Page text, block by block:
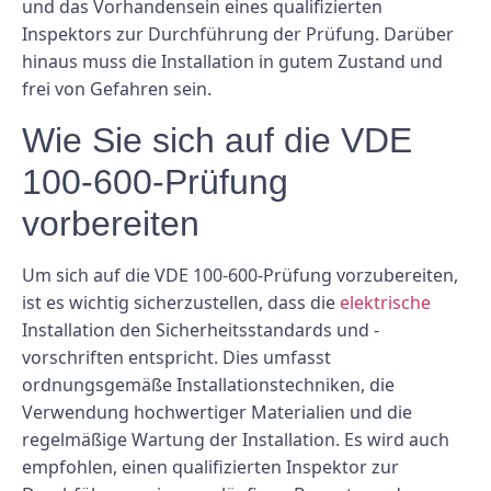
und das Vorhandensein eines qualifizierten
Inspektors zur Durchführung der Prüfung. Darüber
hinaus muss die Installation in gutem Zustand und
frei von Gefahren sein.
Wie Sie sich auf die VDE
100-600-Prüfung
vorbereiten
Um sich auf die VDE 100-600-Prüfung vorzubereiten,
ist es wichtig sicherzustellen, dass die elektrische
Installation den Sicherheitsstandards und -
vorschriften entspricht. Dies umfasst
ordnungsgemäße Installationstechniken, die
Verwendung hochwertiger Materialien und die
regelmäßige Wartung der Installation. Es wird auch
empfohlen, einen qualifizierten Inspektor zur